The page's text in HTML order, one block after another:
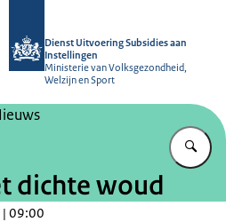
Dienst Uitvoering Subsidies aan
Instellingen
Ministerie van Volksgezondheid,
Welzijn en Sport
dichte woud
09:00